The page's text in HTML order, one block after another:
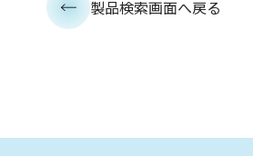
製品検索画面へ戻る